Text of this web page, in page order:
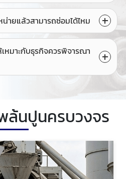
ายแล้วสามารถซ่อมได้ไหม
หมาะกับธุรกิจควรพิจารณา
ล้นปูนครบวงจร